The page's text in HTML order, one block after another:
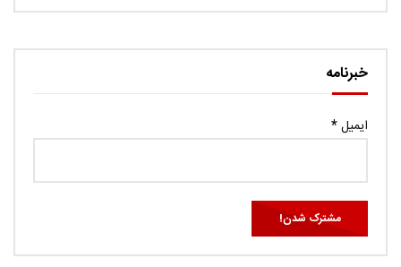
خبرنامه
ایمیل*